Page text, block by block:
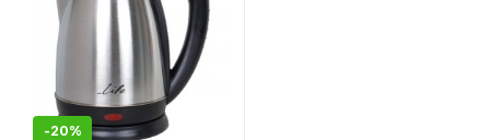
-20%